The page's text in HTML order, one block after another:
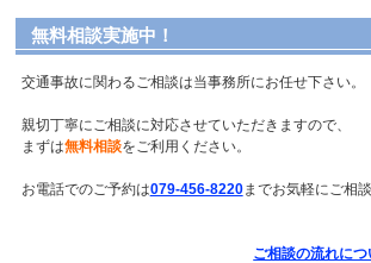
無料相談実施中！
交通事故に関わるご相談は当事務所にお任せ下さい。
親切丁寧にご相談に対応させていただきますので、
まずは無料相談をご利用ください。
お電話でのご予約は079-456-8220までお気軽にご相談
ご相談の流れに